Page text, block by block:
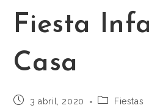
Fiesta
Casa
3 abril, 2020 Fiestas